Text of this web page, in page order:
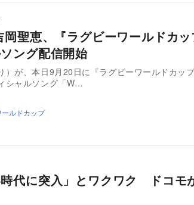
聖恵、『ラグビーワールドカッ
ング配信開始
）が、本日9月20日に『ラグビーワールドカッ
シャルソング「W…
ルドカップ
代に突入」とワクワク ドコモ